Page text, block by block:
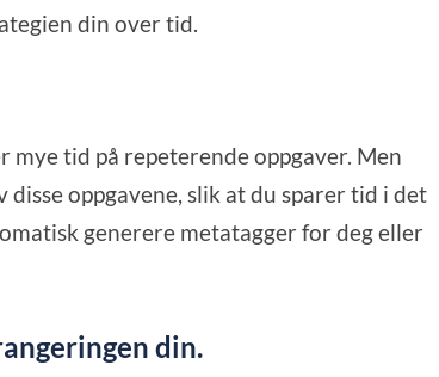
din over tid.
mye tid på repeterende oppgaver. Men
oppgavene, slik at du sparer tid i det
generere metatagger for deg eller
din.